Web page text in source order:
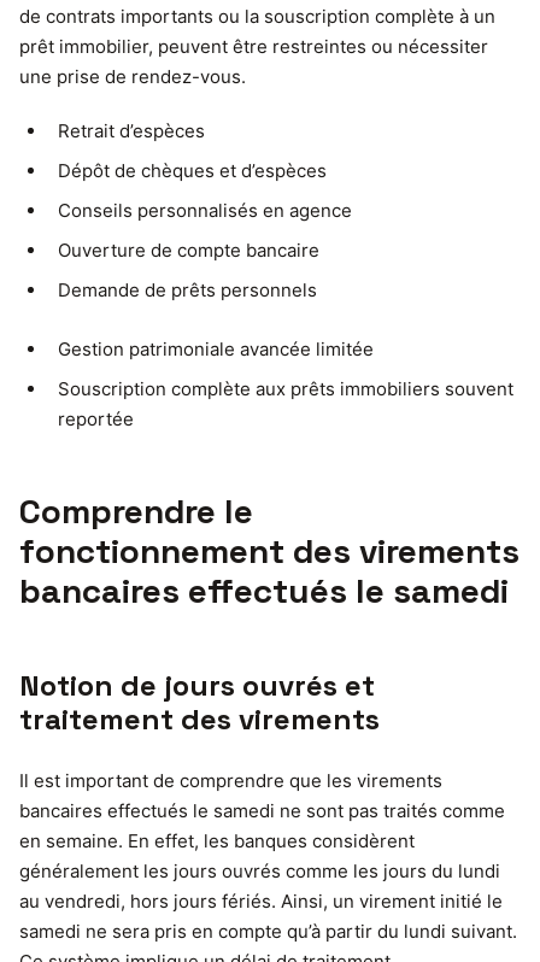
de contrats importants ou la souscription complète à un
prêt immobilier, peuvent être restreintes ou nécessiter
une prise de rendez-vous.
Retrait d’espèces
Dépôt de chèques et d’espèces
Conseils personnalisés en agence
Ouverture de compte bancaire
Demande de prêts personnels
Gestion patrimoniale avancée limitée
Souscription complète aux prêts immobiliers souvent
reportée
Comprendre le
fonctionnement des virements
bancaires effectués le samedi
Notion de jours ouvrés et
traitement des virements
Il est important de comprendre que les virements
bancaires effectués le samedi ne sont pas traités comme
en semaine. En effet, les banques considèrent
généralement les jours ouvrés comme les jours du lundi
au vendredi, hors jours fériés. Ainsi, un virement initié le
samedi ne sera pris en compte qu’à partir du lundi suivant.